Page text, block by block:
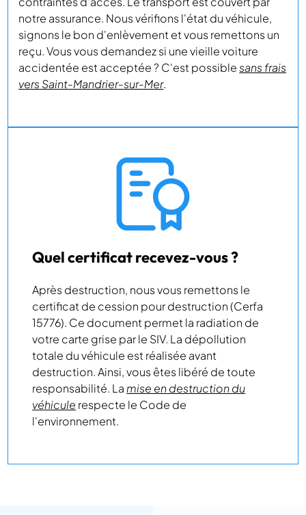
notre assurance. Nous vérifions l'état du véhicule,
signons le bon d'enlèvement et vous remettons un
reçu. Vous vous demandez si une vieille voiture
accidentée est acceptée ? C'est possiblesans frais
vers Saint-Mandrier-sur-Mer.
Quel certificat recevez-vous ?
Après destruction, nous vous remettons le
certificat de cession pour destruction (Cerfa
15776). Ce document permet la radiation de
votre carte grise par le SIV. La dépollution
totale du véhicule est réalisée avant
destruction. Ainsi, vous êtes libéré de toute
responsabilité. La mise en destruction du
véhicule respecte le Code de
l'environnement.